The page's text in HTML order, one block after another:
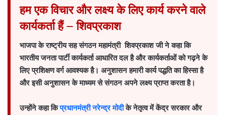
हम एक विचार और लक्ष्य के लिए कार्य करने वाले
कार्यकर्ता हैं – शिवप्रकाश
भाजपा के राष्ट्रीय सह संगठन महामंत्री शिवप्रकाश जी ने कहा कि
भारतीय जनता पार्टी कार्यकर्ता आधारित दल है और कार्यकर्ताओं को गढ़ने के
लिए प्रशिक्षण वर्ग आवश्यक है। अनुशासन हमारी कार्य पद्धति का हिस्सा है
और इसी अनुशासन के माध्यम से संगठन अपने लक्ष्य प्राप्त करता है।
उन्होंने कहा किप्रधानमंत्री नरेन्द्र मोदीके नेतृत्व में केंद्र सरकार और